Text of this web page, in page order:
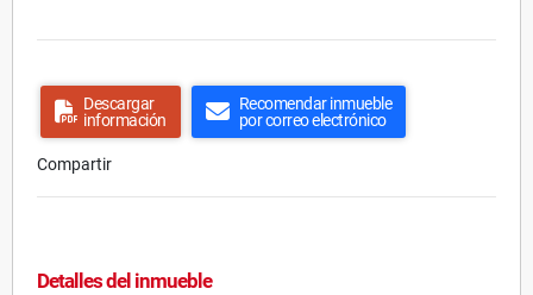
Descargar
información
Recomendar inmueble
por correo electrónico
Compartir
Detalles del inmueble